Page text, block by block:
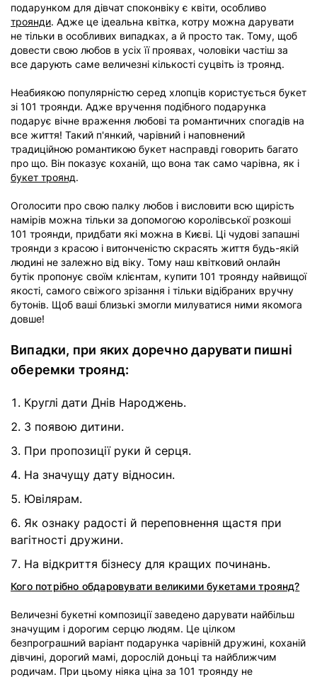
подарунком для дівчат споконвіку є квіти, особливо
троянди. Адже це ідеальна квітка, котру можна дарувати
не тільки в особливих випадках, а й просто так. Тому, щоб
довести свою любов в усіх її проявах, чоловіки частіш за
все дарують саме величезні кількості суцвіть із троянд.
Неабиякою популярністю серед хлопців користується букет
зі 101 троянди. Адже вручення подібного подарунка
подарує вічне враження любові та романтичних спогадів на
все життя! Такий п'янкий, чарівний і наповнений
традиційною романтикою букет насправді говорить багато
про що. Він показує коханій, що вона так само чарівна, як і
букет троянд.
Оголосити про свою палку любов і висловити всю щирість
намірів можна тільки за допомогою королівської розкоші
101 троянди, придбати які можна в Києві. Ці чудові запашні
троянди з красою і витонченістю скрасять життя будь-якій
людині не залежно від віку. Тому наш квітковий онлайн
бутік пропонує своїм клієнтам, купити 101 троянду найвищої
якості, самого свіжого зрізання і тільки відібраних вручну
бутонів. Щоб ваші близькі змогли милуватися ними якомога
довше!
Випадки, при яких доречно дарувати пишні
оберемки троянд:
Круглі дати Днів Народжень.
З появою дитини.
При пропозиції руки й серця.
На значущу дату відносин.
Ювілярам.
Як ознаку радості й переповнення щастя при
вагітності дружини.
На відкриття бізнесу для кращих починань.
Кого потрібно обдаровувати великими букетами троянд?
Величезні букетні композиції заведено дарувати найбільш
значущим і дорогим серцю людям. Це цілком
безпрограшний варіант подарунка чарівній дружині, коханій
дівчині, дорогий мамі, дорослій доньці та найближчим
родичам. При цьому ніяка ціна за 101 троянду не